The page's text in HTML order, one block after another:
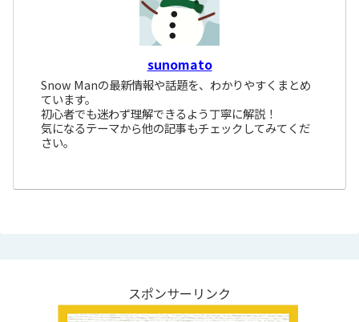
sunomato
Snow Manの最新情報や話題を、わかりやすくまとめ
ています。
初心者でも迷わず理解できるよう丁寧に解説！
気になるテーマから他の記事もチェックしてみてくだ
さい。
スポンサーリンク